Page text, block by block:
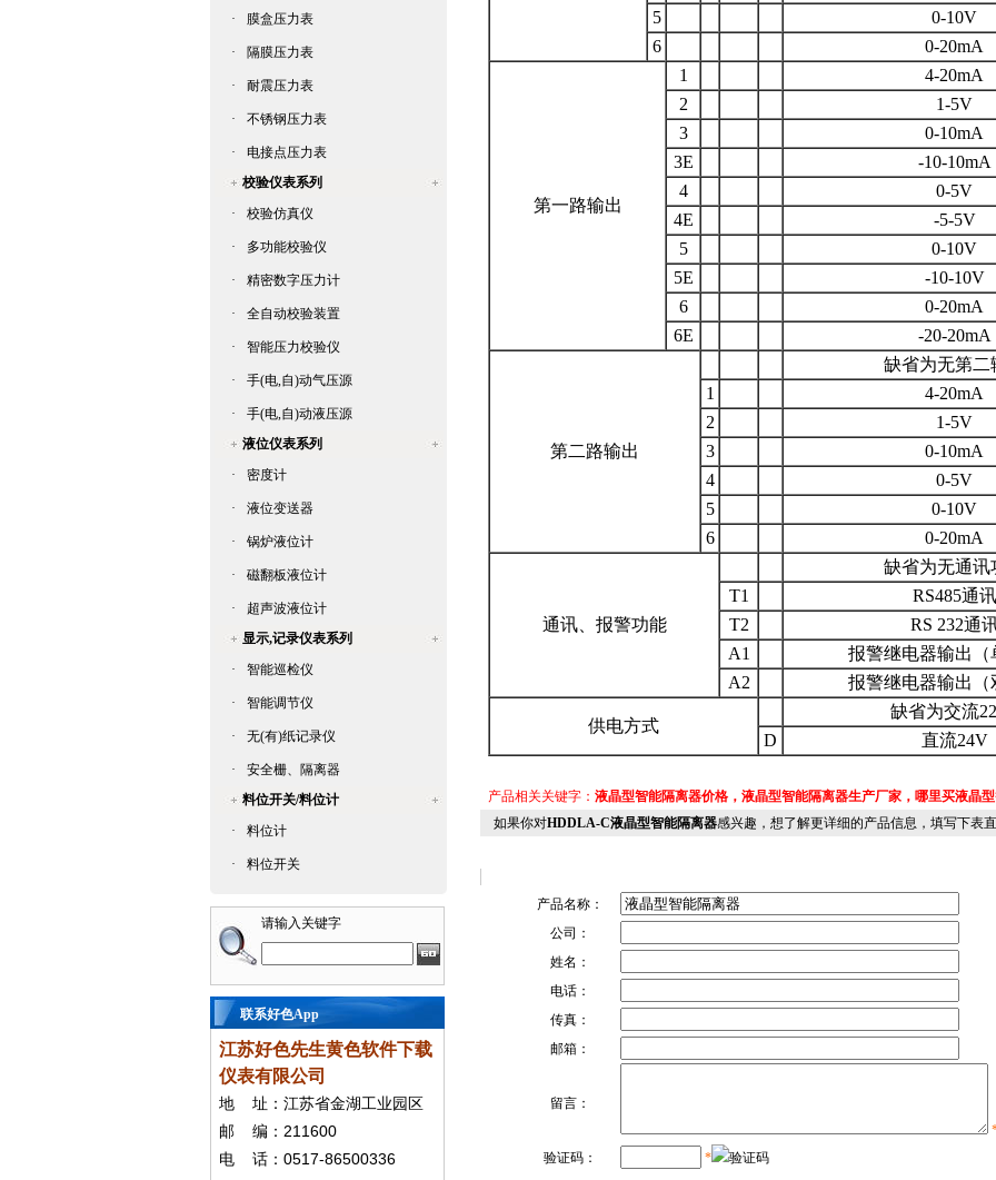
· 膜盒压力表
· 隔膜压力表
· 耐震压力表
· 不锈钢压力表
·
电接点压力表
校验仪表系列
·
校验仿真仪
· 多功能校验仪
· 精密数字压力计
· 全自动校验装置
· 智能压力校验仪
· 手(电,自)动气压源
·
手(电,自)动液压源
液位仪表系列
·
密度计
· 液位变送器
· 锅炉液位计
· 磁翻板液位计
·
超声波液位计
显示,记录仪表系列
·
智能巡检仪
· 智能调节仪
· 无(有)纸记录仪
·
安全栅、隔离器
料位开关/料位计
·
料位计
· 料位开关
请输入关键字
联系好色App
江苏好色先生黄色软件下载
仪表有限公司
地
址：江苏省金湖工业园区
邮
编： 211600
电 话： 0517-86500336
5
0-10V
6
0-20mA
第一路输出
1
4-20mA
2
1-5V
3
0-10mA
3E
-10-10mA
4
0-5V
4E
-5-5V
5
0-10V
5E
-10-10V
6
0-20mA
6E
-20-20mA
第二路输出
缺省为无第二
1
4-20mA
2
1-5V
3
0-10mA
4
0-5V
5
0-10V
6
0-20mA
通讯、报警功能
缺省为无通讯
T1
RS485通讯
T2
RS 232通
A1
报警继电器输出（
A2
报警继电器输出（
供电方式
缺省为交流
D
直流24V
产品相关关键字： 液晶型智能隔离器价格，液晶型智能隔离器生产厂家，哪里买液晶
如果你对HDDLA-C液晶型智能隔离器感兴趣，想了解更详细的产品信息，填写下表
产品名称：
公司：
姓名：
电话：
传真：
邮箱：
留言：
验证码：
*